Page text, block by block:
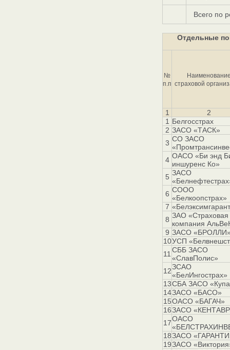
Всего по
Отдельные
№
п.п страховой
1
2
1 Белгосстрах
2 ЗАСО «ТАСК»
3 СО ЗАСО
4 ОАСО «Би энд
иншуренс Ко»
5 ЗАСО
6 СООО
«Белкоопстрах»
7
8 ЗАО «Страховая
компания
9 ЗАСО
10УСП
11 СББ ЗАСО
«СлавПолис»
12ЗСАО
«БелИнгострах»
13СБА ЗАСО
14ЗАСО «БАСО»
15ОАСО «БАГАЧ»
16ЗАСО
17ОАСО
18ЗАСО
19ЗАСО